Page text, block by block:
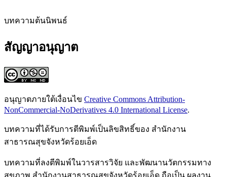
บทความต้นนิพนธ์
สัญญาอนุญาต
อนุญาตภายใต้เงื่อนไข Creative Commons Attribution-
NonCommercial-NoDerivatives 4.0 International License.
บทความที่ได้รับการตีพิมพ์เป็นลิขสิทธิ์ของ สำนักงาน
สาธารณสุขจังหวัดร้อยเอ็ด
บทความที่ลงตีพิมพ์ในวารสารวิจัย และพัฒนานวัตกรรมทาง
สุขภาพ สํานักงานสาธารณสุขจังหวัดร้อยเอ็ด ถือเป็น ผลงาน